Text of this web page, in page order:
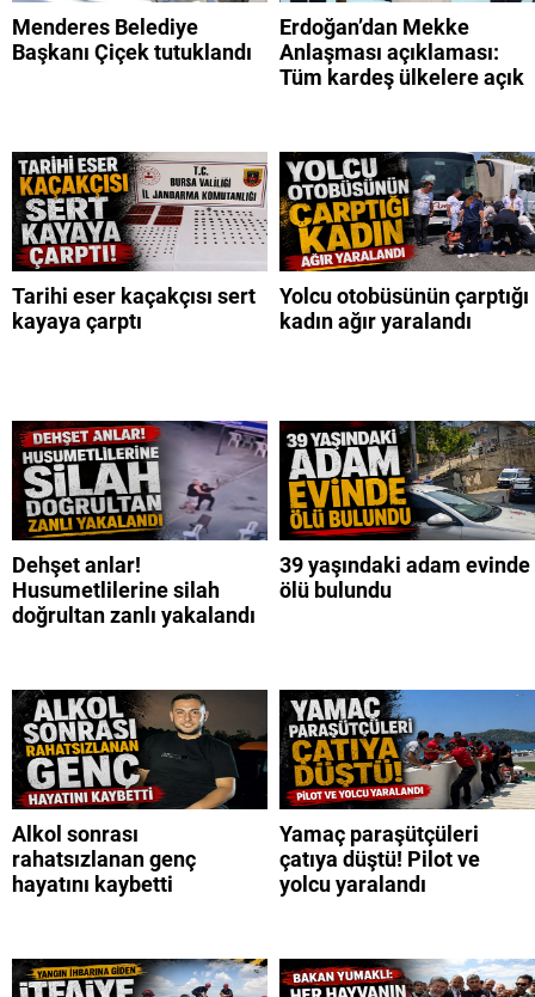
Menderes Belediye
Başkanı Çiçek tutuklandı
Erdoğan’dan Mekke
Anlaşması açıklaması:
Tüm kardeş ülkelere açık
Tarihi eser kaçakçısı sert
kayaya çarptı
Yolcu otobüsünün çarptığı
kadın ağır yaralandı
Dehşet anlar!
Husumetlilerine silah
doğrultan zanlı yakalandı
39 yaşındaki adam evinde
ölü bulundu
Alkol sonrası
rahatsızlanan genç
hayatını kaybetti
Yamaç paraşütçüleri
çatıya düştü! Pilot ve
yolcu yaralandı